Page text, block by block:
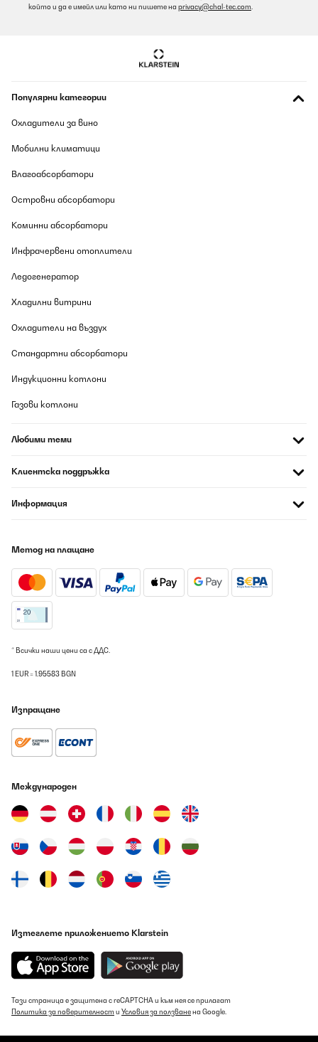
който и да е имейл или като ни пишете на privacy@chal-tec.com
Популярни категории
Охладители за вино
Мобилни климатици
Влагоабсорбатори
Островни абсорбатори
Коминни абсорбатори
Инфрачервени отоплители
Ледогенератор
Хладилни витрини
Охладители на въздух
Стандартни абсорбатори
Индукционни котлони
Газови котлони
Любими теми
Клиентска поддръжка
Информация
Метод на плащане
* Всички наши цени са с ДДС.
1 EUR = 1.95583 BGN
Изпращане
Международен
Изтеглете приложението Klarstein
Тази страница е защитена с reCAPTCHA и към нея се прилагат
Политика за поверителност и Условия за ползванена Google.